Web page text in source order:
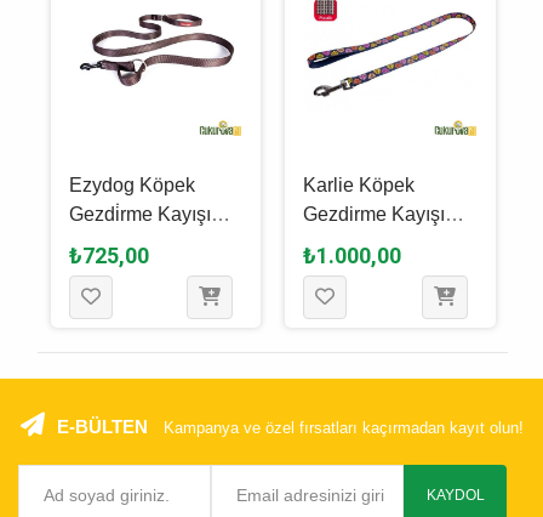
Ezydog Köpek
Gezdi̇rme Kayışı
Leash Vario 4 Lite
180 Cm -
Kahverengi̇
₺725,00
Karlie Köpek
Gezdirme Kayışı
100 Cm
₺1.000,00
E-BÜLTEN Kampanya ve özel fırsatları kaçırmadan kayıt olun!
KAYDOL